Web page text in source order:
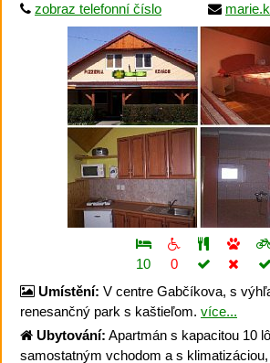
zobraz telefonní číslo
10
0
Umístění: V centre Gabčíkova, s
renesančný park s kaštieľom. více...
Ubytování: Apartmán s kapacitou 10
samostatným vchodom a s